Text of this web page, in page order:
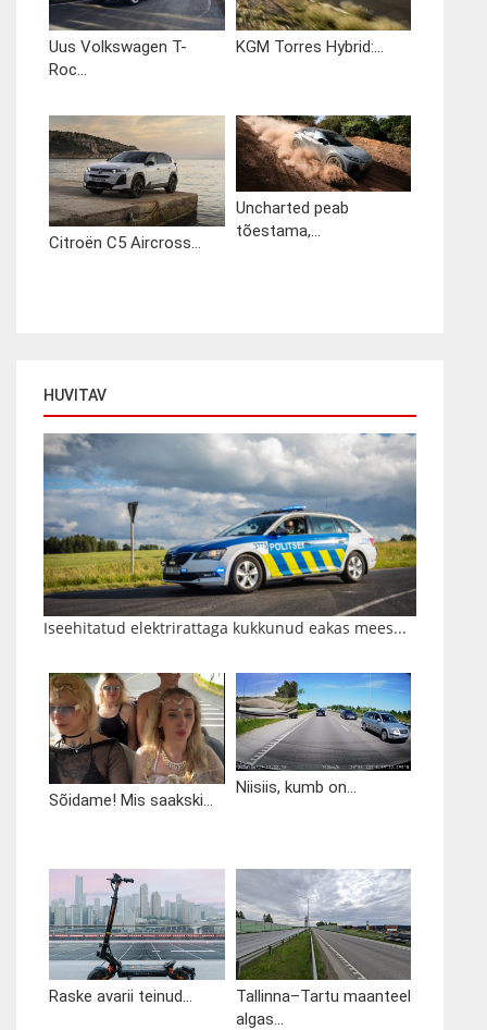
Uus Volkswagen T-
Roc...
KGM Torres Hybrid:...
Citroën C5 Aircross...
Uncharted peab
tõestama,...
HUVITAV
Iseehitatud elektrirattaga kukkunud eakas mees...
Sõidame! Mis saakski...
Niisiis, kumb on...
Raske avarii teinud...
Tallinna–Tartu maanteel
algas...